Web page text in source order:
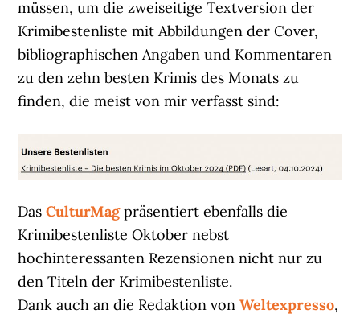
müssen, um die zweiseitige Textversion der
Krimibestenliste mit Abbildungen der Cover,
bibliographischen Angaben und Kommentaren
zu den zehn besten Krimis des Monats zu
finden, die meist von mir verfasst sind:
DasCulturMagpräsentiert ebenfalls die
Krimibestenliste Oktober nebst
hochinteressanten Rezensionen nicht nur zu
den Titeln der Krimibestenliste.
Dank auch an die Redaktion vonWeltexpresso,